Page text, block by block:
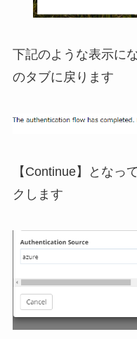
下記のような表示に
のタブに戻ります
【Continue】となっ
クします